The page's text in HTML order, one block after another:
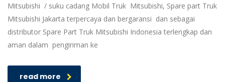
Mitsubishi / suku cadang Mobil Truk Mitsubishi, Spare part Truk
Mitsubishi Jakarta terpercaya dan bergaransi dan sebagai
distributor Spare Part Truk Mitsubishi Indonesia terlengkap dan
aman dalam pengiriman ke
read more